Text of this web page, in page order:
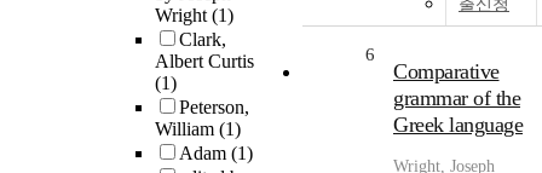
Wright(1)
Clark,
Albert Curtis
(1)
Peterson,
William (1)
Adam (1)
출신청
6
Comparative
grammar of the
Greek language
Wright, Joseph